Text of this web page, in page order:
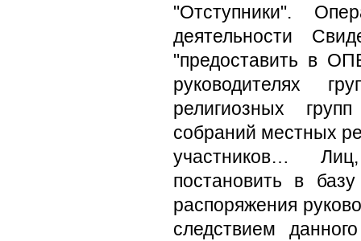
"Отступники".
деятельности
"предоставить в
руководителях
религиозных
собраний местных
участников…
постановить в
распоряжения
следствием